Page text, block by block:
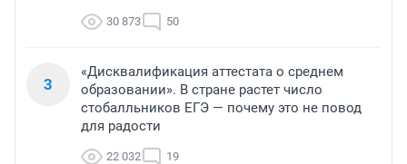
30 873 50
3
«Дисквалификация аттестата о среднем
образовании». В стране растет число
стобалльников ЕГЭ — почему это не повод
для радости
22 032 19